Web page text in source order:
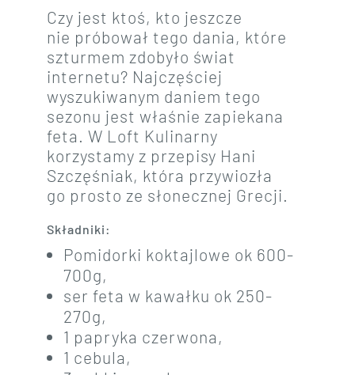
Czy jest ktoś, kto jeszcze
nie próbował tego dania, które
szturmem zdobyło świat
internetu? Najczęściej
wyszukiwanym daniem tego
sezonu jest właśnie zapiekana
feta. W Loft Kulinarny
korzystamy z przepisy Hani
Szczęśniak, która przywiozła
go prosto ze słonecznej Grecji.
Składniki:
Pomidorki koktajlowe ok 600-
700g,
ser feta w kawałku ok 250-
270g,
1 papryka czerwona,
1 cebula,